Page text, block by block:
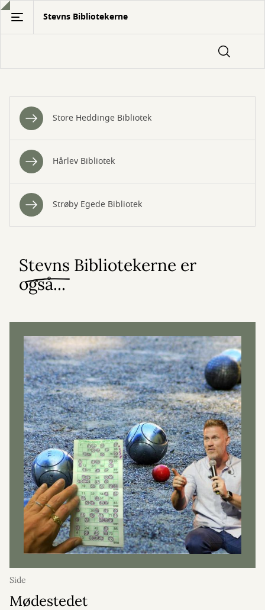
Gå
hovedindhold
Stevns Bibliotekerne
Om
Store Heddinge Bibliotek
Hårlev Bibliotek
Strøby Egede Bibliotek
Stevns Bibliotekerne er
også...
Side
Mødestedet